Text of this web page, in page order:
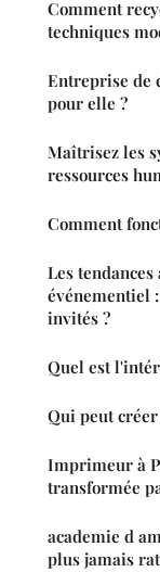
Comment
techniques
Entreprise de
pour elle ?
Maîtrisez les
ressources
Comment
Les
événementiel
invités ?
Quel est
Qui peut créer
Imprimeur à
transformée
academie d
plus jamais